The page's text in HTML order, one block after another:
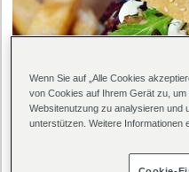
Wenn Sie auf „Alle Cookies
von Cookies auf Ihrem Gerät zu,
Websitenutzung zu analysieren und
unterstützen. Weitere Informationen